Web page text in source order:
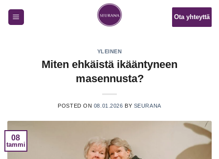
Ota yhteyttä
YLEINEN
Miten ehkäistä ikääntyneen
masennusta?
POSTED ON 08.01.2026 BY SEURANA
08
tammi